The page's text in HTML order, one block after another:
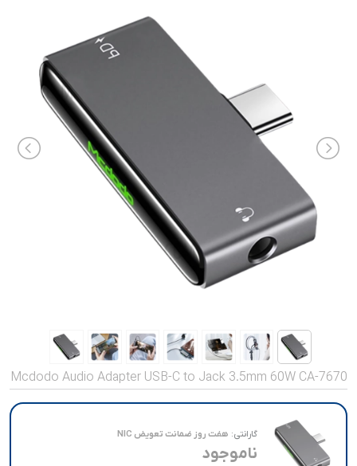
لوازم جانبی
صدا و تصویر
قیمت روز
محصولات کارکرده
تماس با ما
Mcdodo Audio Adapter USB-C to Jack 3.5mm 60W CA-7670
گارانتی: هفت روز ضمانت تعویض NIC
ناموجود